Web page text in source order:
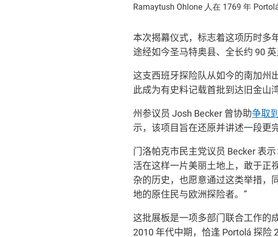
Ramaytush Ohlone 人在 1769 年
本次揭幕仪式，标志着这项历时多
途经如今圣马特奥县、全长约 90
这支西班牙探险队从如今的南加州
此成为有史料记载首批到达旧金山
州参议员 Josh Becker 曾协助争取
示，该项目旨在还原并讲述一段更
门洛帕克市民主党议员 Becker 表
活在这样一片美丽土地上，敢于正
杂的历史，也愿意通过这类举措，
地的原住民与欧洲探险者。”
这批展板是一项多部门联合工作的
2010 年代中期，恰逢 Portolá 探险